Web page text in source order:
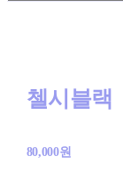
첼시블랙
80,000원